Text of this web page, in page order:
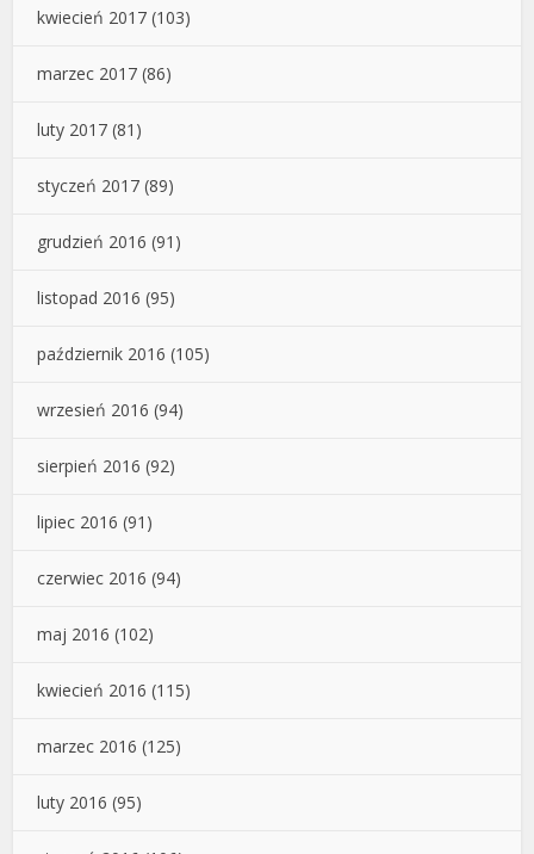
kwiecień 2017 (103)
marzec 2017 (86)
luty 2017 (81)
styczeń 2017 (89)
grudzień 2016 (91)
listopad 2016 (95)
październik 2016 (105)
wrzesień 2016 (94)
sierpień 2016 (92)
lipiec 2016 (91)
czerwiec 2016 (94)
maj 2016 (102)
kwiecień 2016 (115)
marzec 2016 (125)
luty 2016 (95)